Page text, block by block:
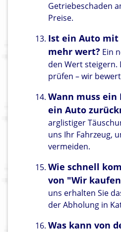
Getriebeschaden
Preise.
Ist ein Auto
mehr wert? Ein
den Wert steigern.
prüfen – wir
Wann muss
ein Auto
arglistiger
uns Ihr Fahrzeug,
vermeiden.
Wie schnell
von "Wir
uns erhalten Sie
der Abholung in
Was kann von